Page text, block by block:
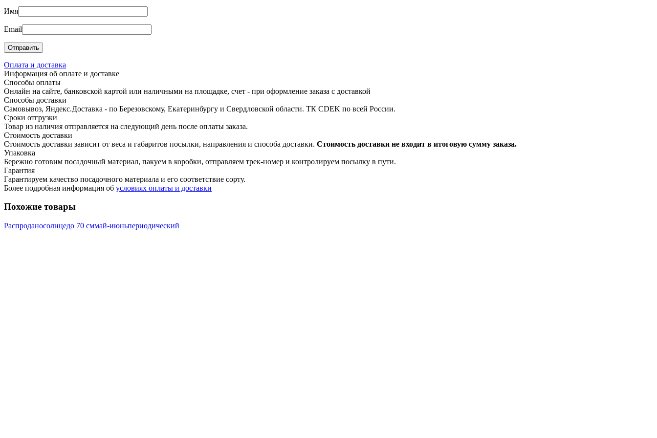
Имя
Email
Оплата и доставка
Информация об оплате и доставке
Способы оплаты
Онлайн на сайте, банковской картой или наличными на площадке, счет - при оформление заказа с доставкой
Способы доставки
Самовывоз, Яндекс.Доставка - по Березовскому, Екатеринбургу и Свердловской области. ТК CDEK по всей России.
Сроки отгрузки
Товар из наличия отправляется на следующий день после оплаты заказа.
Стоимость доставки
Стоимость доставки зависит от веса и габаритов посылки, направления и способа доставки. Стоимость доставки не входит в итоговую сумму заказа.
Упаковка
Бережно готовим посадочный материал, пакуем в коробки, отправляем трек-номер и контролируем посылку в пути.
Гарантия
Гарантируем качество посадочного материала и его соответствие сорту.
Более подробная информация об условиях оплаты и доставки
Похожие товары
Распроданосолнцедо 70 сммай-июньпериодический